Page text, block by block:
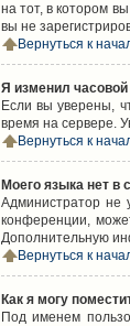
на тот, в котором
вы не
Вернуться к
Я изменил
Если вы уверены,
время на сервере.
Вернуться к
Моего языка нет в
Администратор не
конференции,
Дополнительную
Вернуться к
Как я могу
Под именем